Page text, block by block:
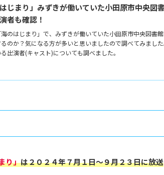
はじまり」みずきが働いていた小田原市中央図
者も確認！
海のはじまり」で、みずきが働いていた小田原市中央図書
のか？気になる方が多いと思いましたので調べてみまし
出演者(キャスト)についても調べました。
り」は２０２４年７月１日～９月２３日に放送